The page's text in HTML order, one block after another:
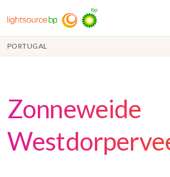
PORTUGAL
Zonneweide